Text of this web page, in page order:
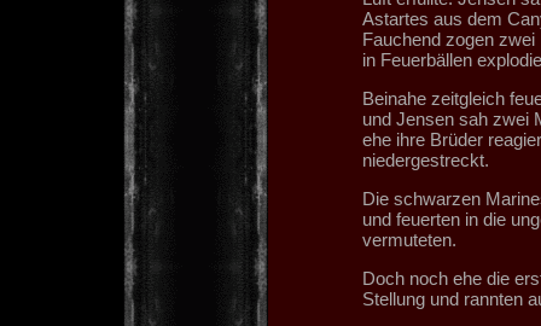
Astartes aus dem
Fauchend zogen
in Feuerbällen
Beinahe zeitgleich
und Jensen sah zwei
ehe ihre Brüder
niedergestreckt.
Die schwarzen
und feuerten in die
vermuteten.
Doch noch ehe die
Stellung und rannten